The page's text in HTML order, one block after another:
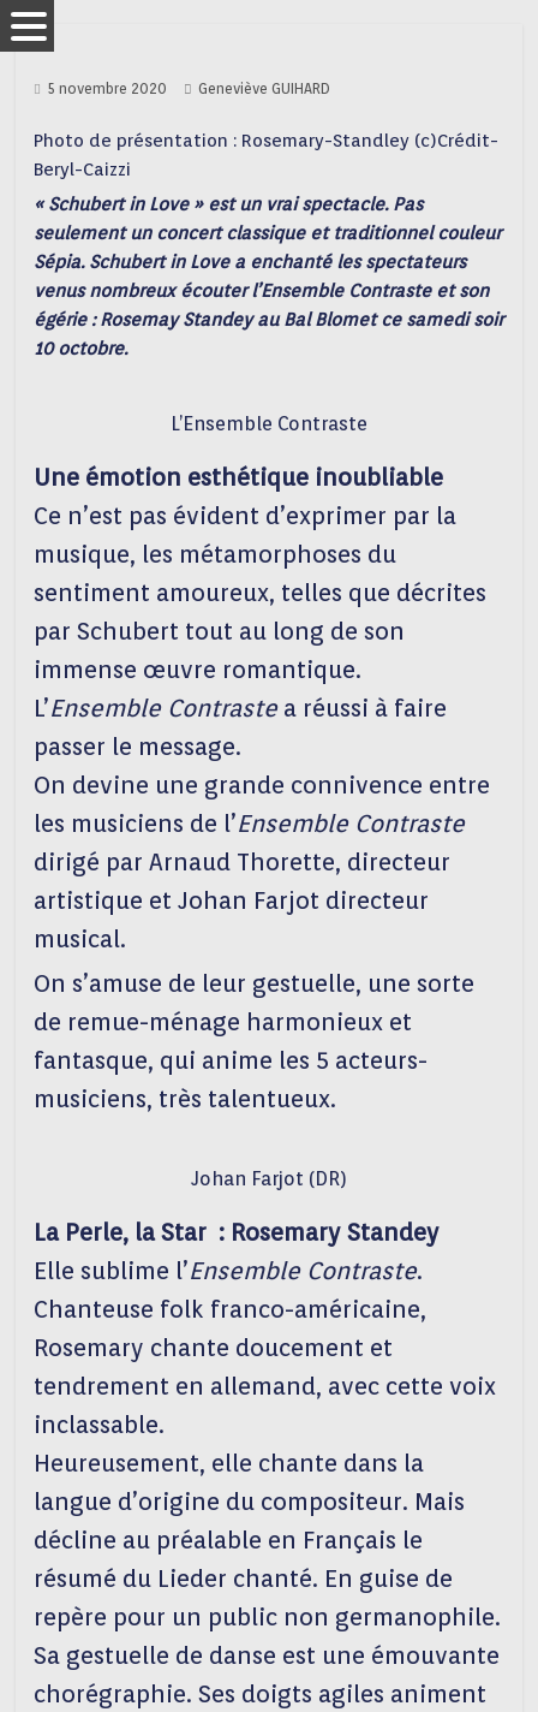
5 novembre 2020 Geneviève GUIHARD
Photo de présentation : Rosemary-Standley (c)Crédit-
Beryl-Caizzi
« Schubert in Love » est un vrai spectacle. Pas
seulement un concert classique et traditionnel couleur
Sépia. Schubert in Love a enchanté les spectateurs
venus nombreux écouter l’Ensemble Contraste et son
égérie : Rosemay Standey au Bal Blomet ce samedi soir
10 octobre.
L’Ensemble Contraste
Une émotion esthétique inoubliable
Ce n’est pas évident d’exprimer par la
musique, les métamorphoses du
sentiment amoureux, telles que décrites
par Schubert tout au long de son
immense œuvre romantique.
L’Ensemble Contrastea réussi à faire
passer le message.
On devine une grande connivence entre
les musiciens de l’Ensemble Contraste
dirigé par Arnaud Thorette, directeur
artistique et Johan Farjot directeur
musical.
On s’amuse de leur gestuelle, une sorte
de remue-ménage harmonieux et
fantasque, qui anime les 5 acteurs-
musiciens, très talentueux.
Johan Farjot (DR)
La Perle, la Star : Rosemary Standey
Elle sublime l’Ensemble Contraste.
Chanteuse folk franco-américaine,
Rosemary chante doucement et
tendrement en allemand, avec cette voix
inclassable.
Heureusement, elle chante dans la
langue d’origine du compositeur. Mais
décline au préalable en Français le
résumé du Lieder chanté. En guise de
repère pour un public non germanophile.
Sa gestuelle de danse est une émouvante
chorégraphie. Ses doigts agiles animent